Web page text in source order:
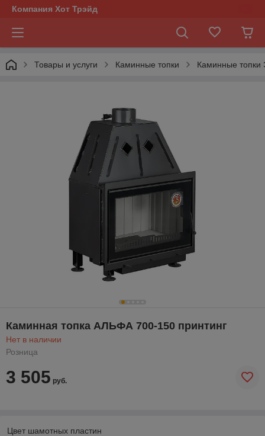
Компания Хот Трэйд
Товары и услуги Каминные топки Каминные топки
Каминная топка АЛЬФА 700-150 принтинг
Нет в наличии
Розница
3 505 руб.
Цвет шамотных пластин